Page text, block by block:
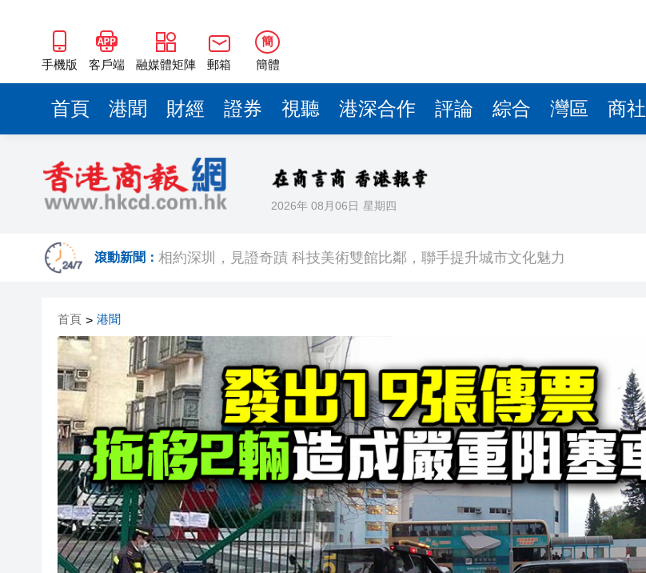
手機版 客戶端 融媒體矩陣 郵箱
簡
簡體
首頁 港聞 財經 證券 視聽 港深合作 評論 綜合 灣區 商社
2026年 08月06日 星期四
滾動新聞：
相約深圳，見證奇蹟 科技美術雙館比鄰，聯手提升城市文化魅力
美股觀望非農數據 道指跌逾百點
有片丨孕婦羊水破裂即將臨盆 正遇晚高峰 情況危急 鐵騎交警一路開道護送
東涌巴士撞電單車 巴士司機涉危駕被捕
有片丨清淡不等於吃素！ 清淡飲食正在毀掉很多老人的晚年健康
首頁 > 港聞